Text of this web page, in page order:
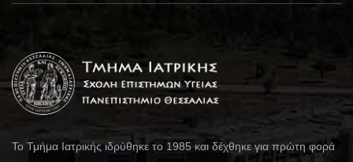
Το Τμήμα Ιατρικής ιδρύθηκε το 1985 και δέχθηκε για πρώτη φορά